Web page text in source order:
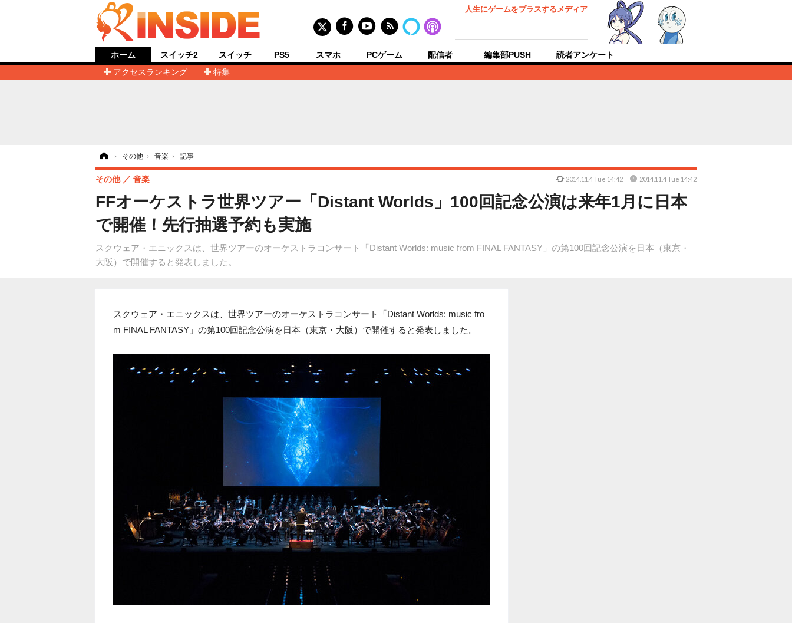
人生にゲームをプラスするメディア
ホーム
アクセスランキング
特集
スイッチ2 スイッチ PS5 スマホ PCゲーム 配信者 編集部PUSH 読者アンケート
› その他 › 音楽 › 記事
FFオーケストラ世界ツアー「Distant Worlds」100回記念公演は来年1月に日本
で開催！先行抽選予約も実施
スクウェア・エニックスは、世界ツアーのオーケストラコンサート「Distant Worlds: music from FINAL FANTASY」の第100回記念公演を日本（東京・
大阪）で開催すると発表しました。
その他 音楽 2014.11.4 Tue 14:42 2014.11.4 Tue 14:42
スクウェア・エニックスは、世界ツアーのオーケストラコンサート「Distant Worlds: music fro
m FINAL FANTASY」の第100回記念公演を日本（東京・大阪）で開催すると発表しました。